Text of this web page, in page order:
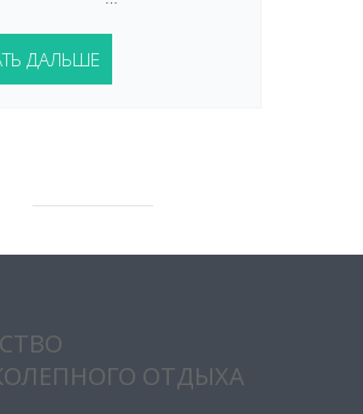
ДАЛЬШЕ
ОТДЫХА